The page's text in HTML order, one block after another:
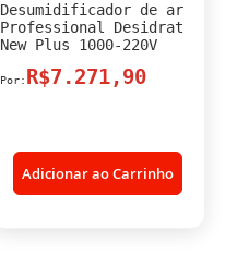
Desumidificador de ar
Professional Desidrat
New Plus 1000-220V
R$7.271,90
Adicionar ao Carrinho